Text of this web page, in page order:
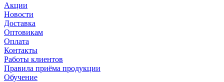
Акции
Новости
Доставка
Оптовикам
Оплата
Контакты
Работы клиентов
Правила приёма продукции
Обучение